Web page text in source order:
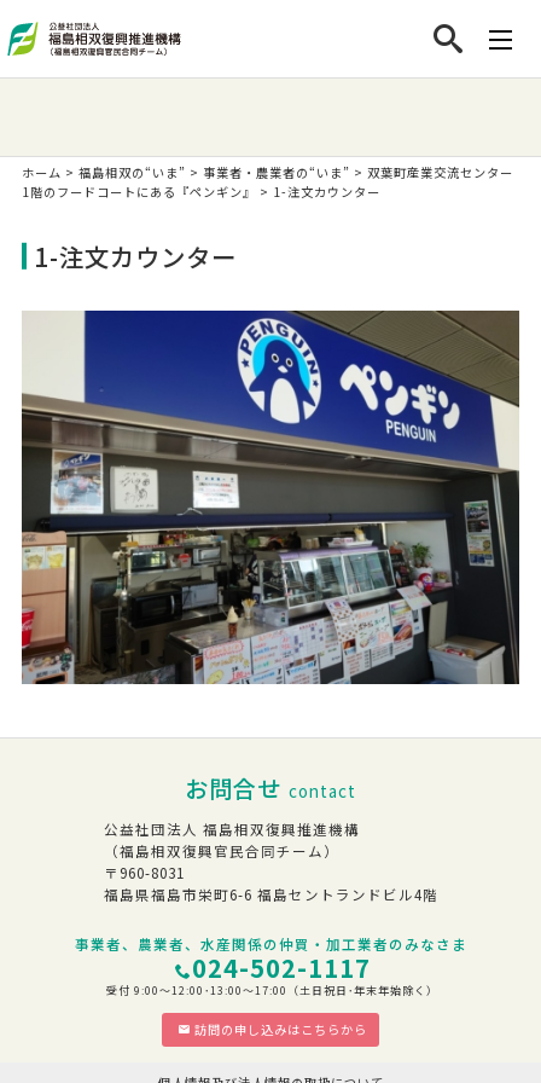
ホーム > 福島相双の“いま” > 事業者・農業者の“いま” > 双葉町産業交流センター
1階のフードコートにある『ペンギン』
> 1-注文カウンター
1-注文カウンター
お問合せ contact
公益社団法人 福島相双復興推進機構
（福島相双復興官民合同チーム）
〒960-8031
福島県福島市栄町6-6 福島セントランドビル4階
事業者、農業者、水産関係の仲買・加工業者のみなさま
024-502-1117
受付 9:00～12:00･13:00～17:00（土日祝日･年末年始除く）
訪問の申し込みはこちらから